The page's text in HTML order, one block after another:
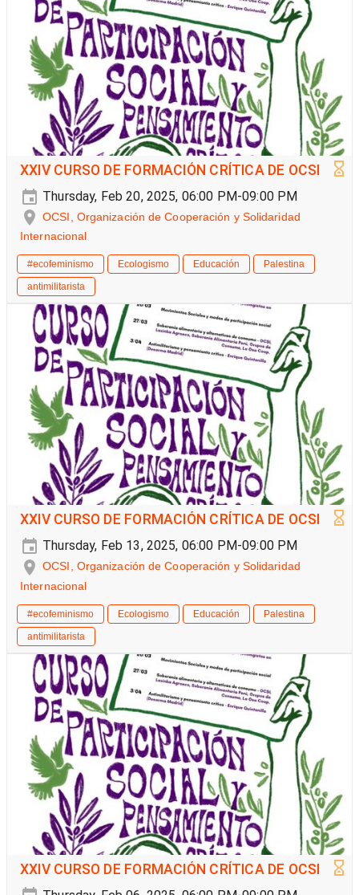
XXIV CURSO DE FORMACIÓN CRÍTICA DE OCSI
Thursday, Feb 20, 2025, 06:00 PM-09:00 PM
OCSI, Organización de Cooperación y Solidaridad
Internacional
#ecofeminismo Ecologismo Educación
Palestina
antimilitarista
XXIV CURSO DE FORMACIÓN CRÍTICA DE OCSI
Thursday, Feb 13, 2025, 06:00 PM-09:00 PM
OCSI, Organización de Cooperación y Solidaridad
Internacional
#ecofeminismo Ecologismo Educación
Palestina
antimilitarista
XXIV CURSO DE FORMACIÓN CRÍTICA DE OCSI